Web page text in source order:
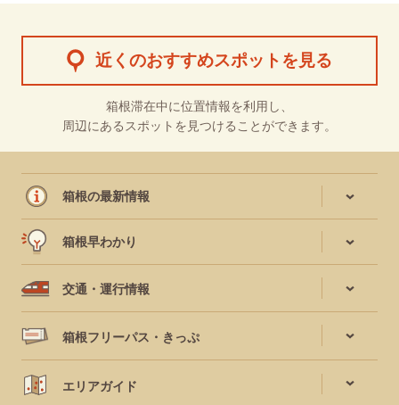
近くのおすすめスポットを見る
箱根滞在中に位置情報を利用し、
周辺にあるスポットを見つけることができます。
箱根の最新情報
箱根早わかり
交通・運行情報
箱根フリーパス・きっぷ
エリアガイド